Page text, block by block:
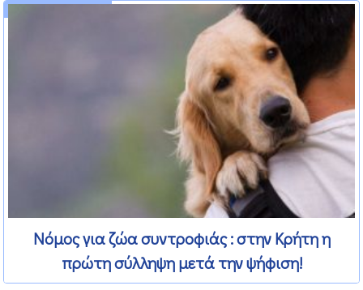
Νόμος για ζώα συντροφιάς : στην Κρήτη η
πρώτη σύλληψη μετά την ψήφιση!
16 Φεβρουαρίου 2012